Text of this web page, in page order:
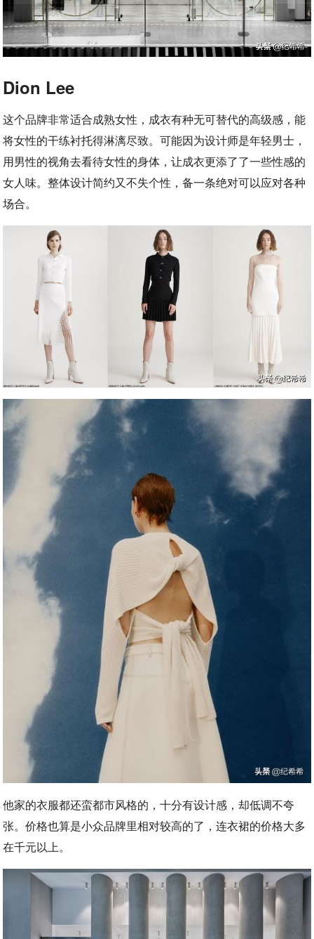
Dion Lee
这个品牌非常适合成熟女性，成衣有种无可替代的高级感，能
将女性的干练衬托得淋漓尽致。可能因为设计师是年轻男士，
用男性的视角去看待女性的身体，让成衣更添了了一些性感的
女人味。整体设计简约又不失个性，备一条绝对可以应对各种
场合。
他家的衣服都还蛮都市风格的，十分有设计感，却低调不夸
张。价格也算是小众品牌里相对较高的了，连衣裙的价格大多
在千元以上。